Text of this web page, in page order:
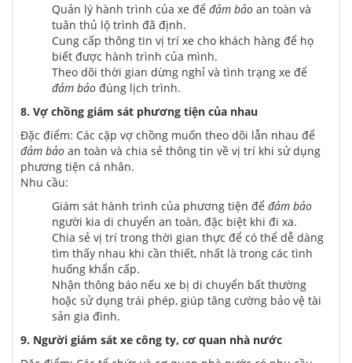
Quản lý hành trình của xe để đảm bảo an toàn và
tuân thủ lộ trình đã định.
Cung cấp thông tin vị trí xe cho khách hàng để họ
biết được hành trình của mình.
Theo dõi thời gian dừng nghỉ và tình trạng xe để
đảm bảo đúng lịch trình.
8. Vợ chồng giám sát phương tiện của nhau
Đặc điểm: Các cặp vợ chồng muốn theo dõi lẫn nhau để
đảm bảo an toàn và chia sẻ thông tin về vị trí khi sử dụng
phương tiện cá nhân.
Nhu cầu:
Giám sát hành trình của phương tiện để đảm bảo
người kia di chuyển an toàn, đặc biệt khi đi xa.
Chia sẻ vị trí trong thời gian thực để có thể dễ dàng
tìm thấy nhau khi cần thiết, nhất là trong các tình
huống khẩn cấp.
Nhận thông báo nếu xe bị di chuyển bất thường
hoặc sử dụng trái phép, giúp tăng cường bảo vệ tài
sản gia đình.
9. Người giám sát xe công ty, cơ quan nhà nước